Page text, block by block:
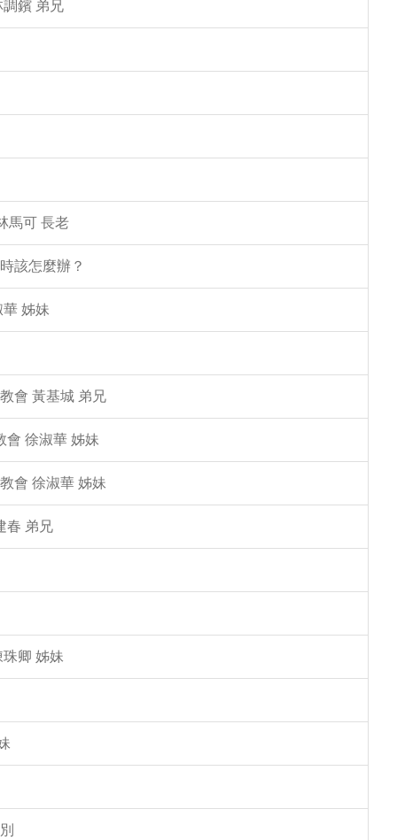
鑌 弟兄
馬可 長老
該怎麼辦？
姊妹
會 黃基城 弟兄
會 徐淑華 姊妹
會 徐淑華 姊妹
春 弟兄
卿 姊妹